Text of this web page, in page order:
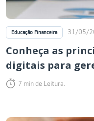
Educação Financeira 31/05/
Conheça as
digitais para
7 min de Leitura.